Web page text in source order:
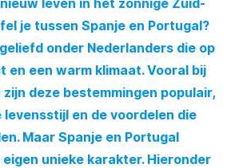
leven in het zonnige Zuid-
je tussen Spanje en Portugal?
onder Nederlanders die op
en een warm klimaat. Vooral bij
deze bestemmingen populair,
en de voordelen die
Maar Spanje en Portugal
unieke karakter. Hieronder